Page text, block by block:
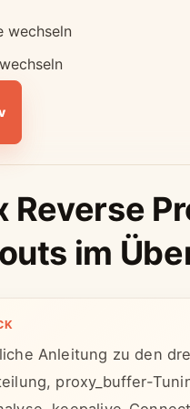
wechseln
Reverse
im
Anleitung zu den
proxy_buffer-